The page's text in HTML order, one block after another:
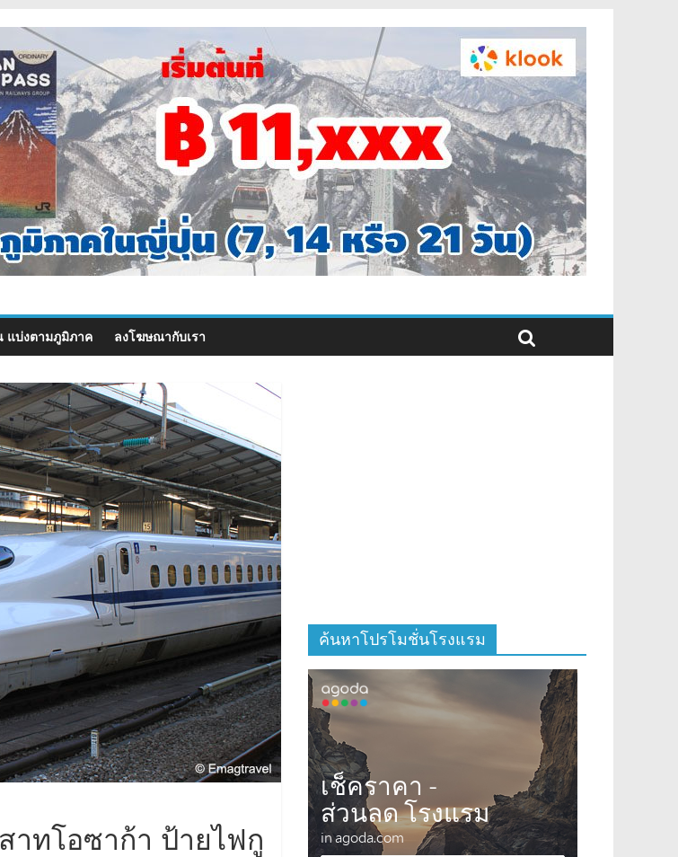
แบ่งตามภูมิภาค ลงโฆษณากับเรา
าทโอซาก้า ป้ายไฟกู
ค้นหาโปรโมชั่นโรงแรม